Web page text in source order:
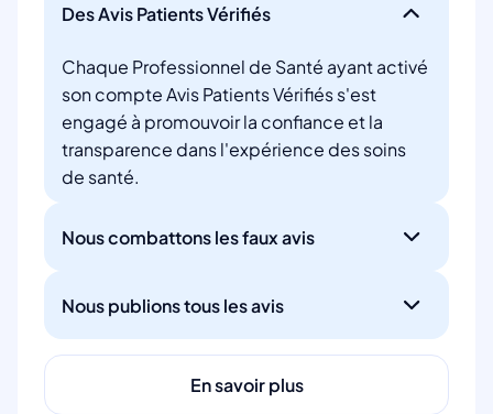
Des Avis Patients Vérifiés
Chaque Professionnel de Santé ayant activé
son compte Avis Patients Vérifiés s'est
engagé à promouvoir la confiance et la
transparence dans l'expérience des soins
de santé.
Nous combattons les faux avis
Nous publions tous les avis
En savoir plus